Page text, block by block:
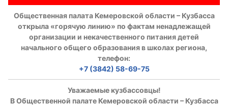
Общественная палата Кемеровской области – Кузбасса
открыла «горячую линию» по фактам ненадлежащей
организации и некачественного питания детей
начального общего образования в школах региона,
телефон:
+7 (3842) 58-69-75
Уважаемые кузбассовцы!
В Общественной палате Кемеровской области – Кузбасса